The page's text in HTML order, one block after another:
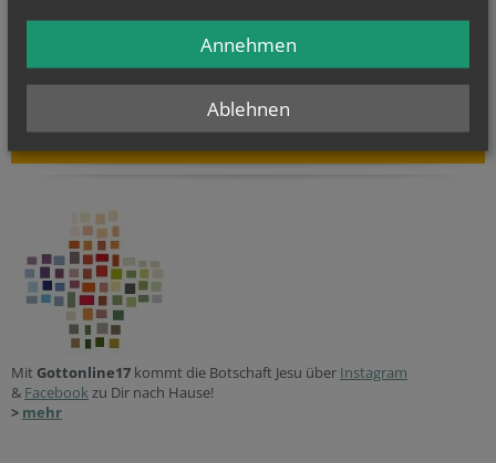
Mit Gottonline17 kommt die Botschaft Jesu über Instagram
& Facebookzu Dir nach Hause!
> mehr
Ablehnen
Annehmen